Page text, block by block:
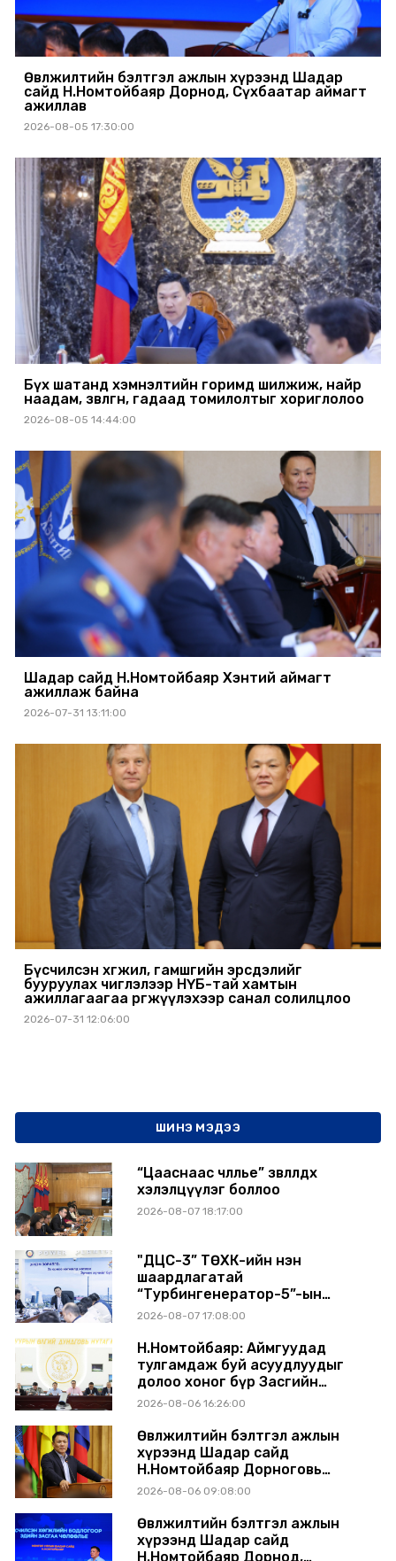
Өвөлжилтийн бэлтгэл ажлын хүрээнд Шадар
сайд Н.Номтойбаяр Дорнод, Сүхбаатар аймагт
ажиллав
2026-08-05 17:30:00
Бүх шатанд хэмнэлтийн горимд шилжиж, найр
наадам, зөвлөгөөн, гадаад томилолтыг хориглолоо
2026-08-05 14:44:00
Шадар сайд Н.Номтойбаяр Хэнтий аймагт
ажиллаж байна
2026-07-31 13:11:00
Бүсчилсэн хөгжил, гамшгийн эрсдэлийг
бууруулах чиглэлээр НҮБ-тай хамтын
ажиллагаагаа өргөжүүлэхээр санал солилцлоо
2026-07-31 12:06:00
ШИНЭ МЭДЭЭ
“Цааснаас чөлөөлье” зөвлөлдөх
хэлэлцүүлэг боллоо
2026-08-07 18:17:00
"ДЦС-3” ТӨХК-ийн нэн
шаардлагатай
“Турбингенератор-5”-ын
шинэчлэлийн төсвийг
2026-08-07 17:08:00
Н.Номтойбаяр: Аймгуудад
тулгамдаж буй асуудлуудыг
долоо хоног бүр Засгийн
газрын хуралдаанд
2026-08-06 16:26:00
Өвөлжилтийн бэлтгэл ажлын
хүрээнд Шадар сайд
Н.Номтойбаяр Дорноговь
аймагт ажиллав
2026-08-06 09:08:00
Өвөлжилтийн бэлтгэл ажлын
хүрээнд Шадар сайд
Н.Номтойбаяр Дорнод,